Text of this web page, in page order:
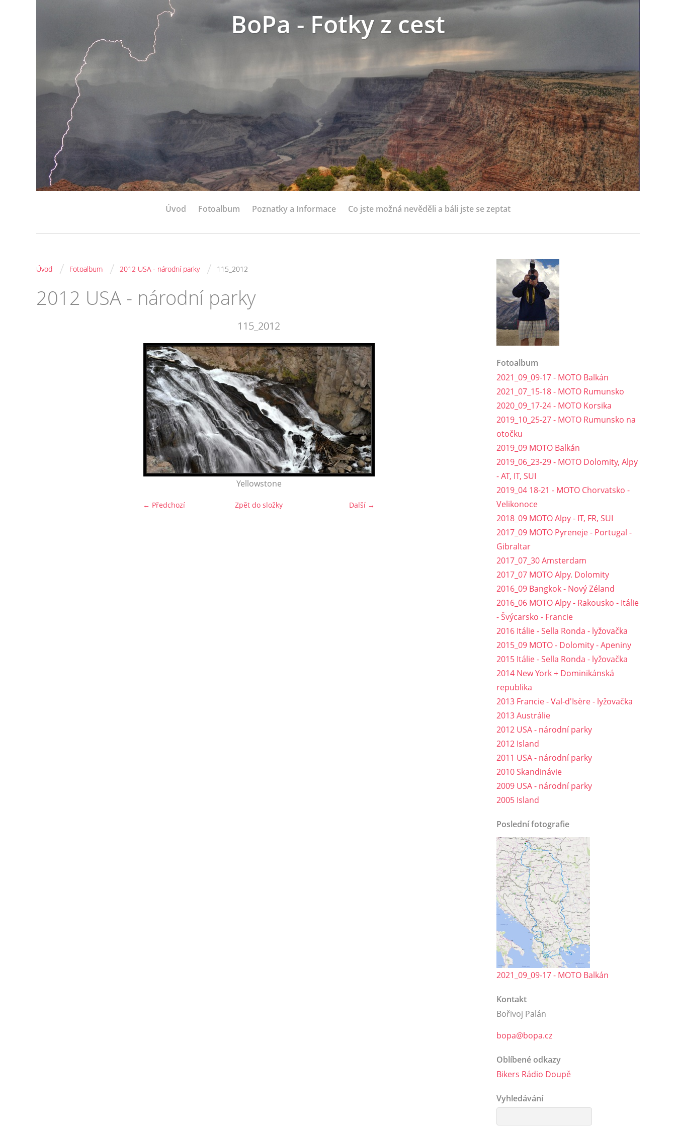
BoPa - Fotky z cest
Úvod Fotoalbum Poznatky a Informace Co jste možná nevěděli a báli jste se zeptat
Úvod / Fotoalbum / 2012 USA - národní parky / 115_2012
2012 USA - národní parky
115_2012
Yellowstone
← Předchozí Další →
Zpět do složky
Fotoalbum
2021_09_09-17 - MOTO Balkán
2021_07_15-18 - MOTO Rumunsko
2020_09_17-24 - MOTO Korsika
2019_10_25-27 - MOTO Rumunsko na
otočku
2019_09 MOTO Balkán
2019_06_23-29 - MOTO Dolomity, Alpy
- AT, IT, SUI
2019_04 18-21 - MOTO Chorvatsko -
Velikonoce
2018_09 MOTO Alpy - IT, FR, SUI
2017_09 MOTO Pyreneje - Portugal -
Gibraltar
2017_07_30 Amsterdam
2017_07 MOTO Alpy. Dolomity
2016_09 Bangkok - Nový Zéland
2016_06 MOTO Alpy - Rakousko - Itálie
- Švýcarsko - Francie
2016 Itálie - Sella Ronda - lyžovačka
2015_09 MOTO - Dolomity - Apeniny
2015 Itálie - Sella Ronda - lyžovačka
2014 New York + Dominikánská
republika
2013 Francie - Val-d'Isère - lyžovačka
2013 Austrálie
2012 USA - národní parky
2012 Island
2011 USA - národní parky
2010 Skandinávie
2009 USA - národní parky
2005 Island
Poslední fotografie
2021_09_09-17 - MOTO Balkán
Kontakt
Bořivoj Palán
bopa@bopa.cz
Oblíbené odkazy
Bikers Rádio Doupě
Vyhledávání